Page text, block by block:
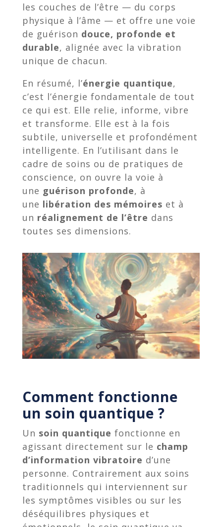
les couches de l’être — du corps
physique à l’âme — et offre une voie
de guérison douce, profonde et
durable, alignée avec la vibration
unique de chacun.
En résumé, l’énergie quantique,
c’est l’énergie fondamentale de tout
ce qui est. Elle relie, informe, vibre
et transforme. Elle est à la fois
subtile, universelle et profondément
intelligente. En l’utilisant dans le
cadre de soins ou de pratiques de
conscience, on ouvre la voie à
une guérison profonde, à
une libération des mémoires et à
un réalignement de l’être dans
toutes ses dimensions.
Comment fonctionne
un soin quantique ?
Un soin quantique fonctionne en
agissant directement sur le champ
d’information vibratoire d’une
personne. Contrairement aux soins
traditionnels qui interviennent sur
les symptômes visibles ou sur les
déséquilibres physiques et